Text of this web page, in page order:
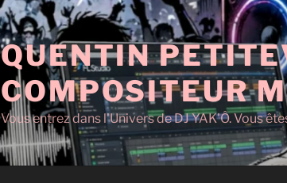
QUENTIN
COMPOSITEUR
Vous entrez dans l'Univers de DJ YAK'Ô. Vous